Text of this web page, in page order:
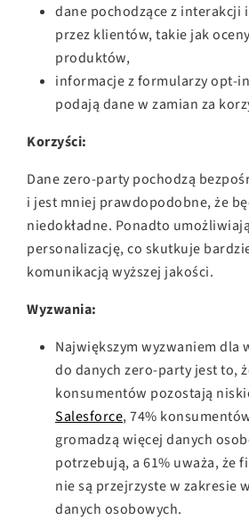
dane pochodzące z interakcji
przez klientów, takie jak
produktów,
informacje z formularzy opt-
podają dane w zamian za
Korzyści:
Dane zero-party pochodzą
i jest mniej prawdopodobne, że
niedokładne. Ponadto
personalizację, co skutkuje
komunikacją wyższej jakości.
Wyzwania:
Największym wyzwaniem dla
do danych zero-party jest to,
konsumentów pozostają
Salesforce, 74%
gromadzą więcej danych
potrzebują, a 61% uważa, że
nie są przejrzyste w zakresie
danych osobowych.